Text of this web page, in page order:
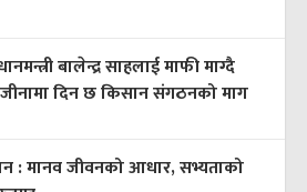
बालेन्द्र साहलाई माफी माग्दै
दिन छ किसान संगठनको माग
: मानव जीवनको आधार, सभ्यताको